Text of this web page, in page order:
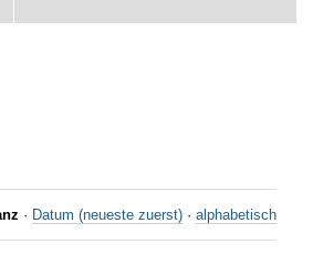
· Datum (neueste zuerst) · alphabetisch